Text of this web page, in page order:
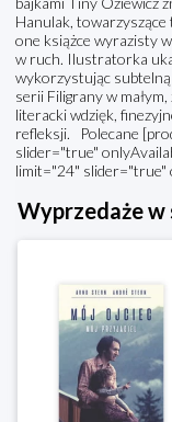
Hanulak, towarzyszące
one książce wyrazisty
w ruch. Ilustratorka
wykorzystując
serii Filigrany w
literacki wdzięk,
refleksji. Polecane
slider="true"
limit="24" slider="true"
Wyprzedaże w